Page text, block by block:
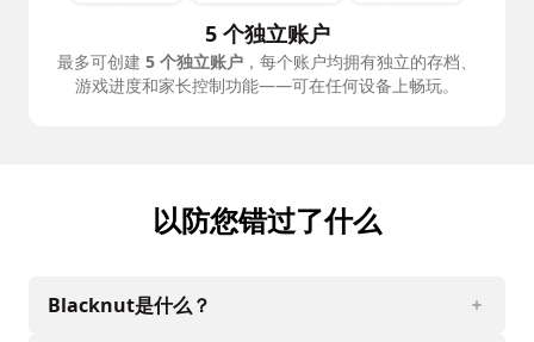
5 个独立账户
最多可创建 5 个独立账户 ，每个账户均拥有独立的存档、
游戏进度和家长控制功能——可在任何设备上畅玩。
以防您错过了什么
Blacknut是什么？